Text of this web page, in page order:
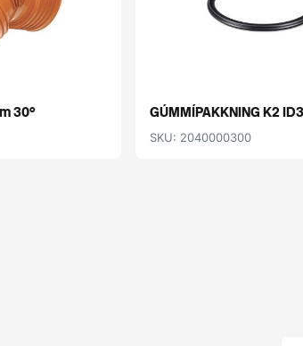
30° GÚMMÍPAKKNING K2
SKU: 2040000300